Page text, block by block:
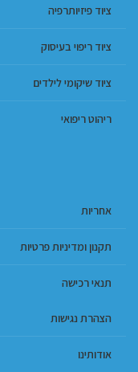
ציוד פיזיותרפיה
ציוד ריפוי בעיסוק
ציוד שיקומי לילדים
ריהוט ריפואי
אחריות
תקנון ומדיניות פרטיות
תנאי רכישה
הצהרת נגישות
אודותינו